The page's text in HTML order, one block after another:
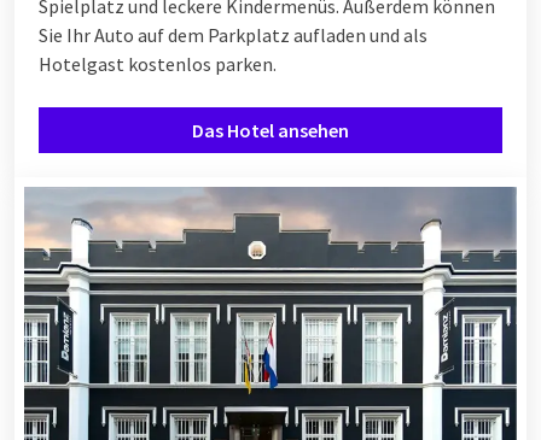
Spielplatz und leckere Kindermenüs. Außerdem können
Sie Ihr Auto auf dem Parkplatz aufladen und als
Hotelgast kostenlos parken.
Das Hotel ansehen